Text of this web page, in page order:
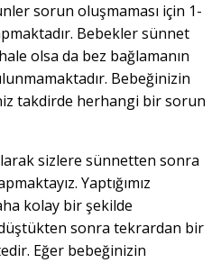
sorun oluşmaması için 1-
Bebekler sünnet
olsa da bez bağlamanın
Bebeğinizin
takdirde herhangi bir sorun
sizlere sünnetten sonra
Yaptığımız
kolay bir şekilde
sonra tekrardan bir
Eğer bebeğinizin